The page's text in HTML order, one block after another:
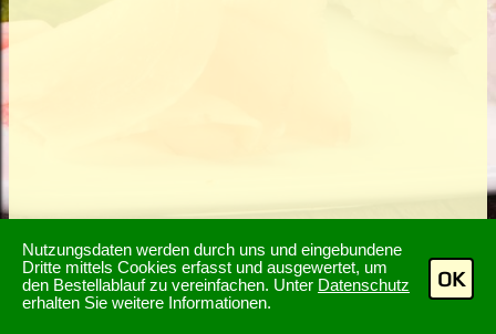
Nutzungsdaten werden durch uns und eingebundene
Dritte mittels Cookies erfasst und ausgewertet, um
den Bestellablauf zu vereinfachen. Unter Datenschutz
erhalten Sie weitere Informationen.
OK